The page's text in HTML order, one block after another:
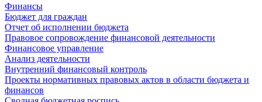
Финансы
Бюджет для граждан
Отчет об исполнении бюджета
Правовое сопровождение финансовой деятельности
Финансовое управление
Анализ деятельности
Внутренний финансовый контроль
Проекты нормативных правовых актов в области бюджета и
финансов